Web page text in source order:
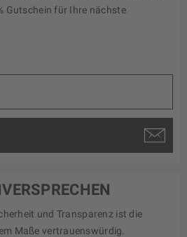
Gutschein für Ihre nächste
und Transparenz ist die
Maße vertrauenswürdig.